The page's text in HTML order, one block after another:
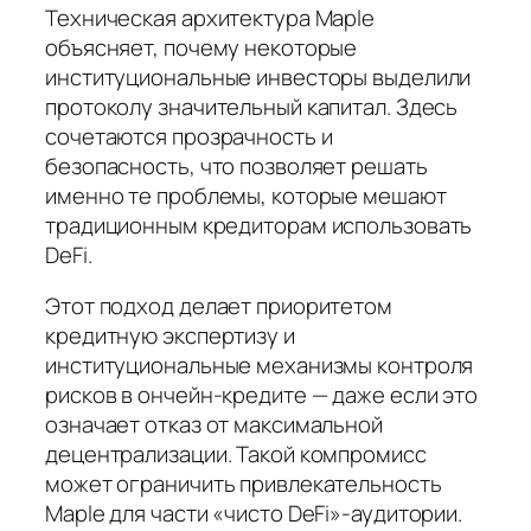
Техническая архитектура Maple
объясняет, почему некоторые
институциональные инвесторы выделили
протоколу значительный капитал. Здесь
сочетаются прозрачность и
безопасность, что позволяет решать
именно те проблемы, которые мешают
традиционным кредиторам использовать
DeFi.
Этот подход делает приоритетом
кредитную экспертизу и
институциональные механизмы контроля
рисков в ончейн‑кредите — даже если это
означает отказ от максимальной
децентрализации. Такой компромисс
может ограничить привлекательность
Maple для части «чисто DeFi»‑аудитории.